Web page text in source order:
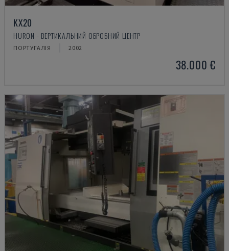
KX20
HURON - ВЕРТИКАЛЬНИЙ ОБРОБНИЙ ЦЕНТР
ПОРТУГАЛІЯ 2002
38.000 €